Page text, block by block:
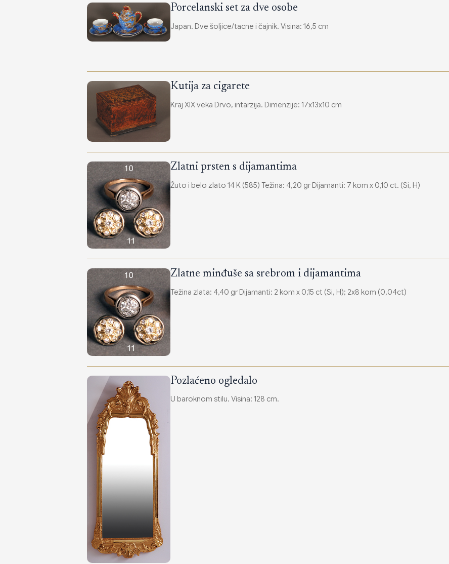
Porcelanski set za dve osobe
Japan. Dve šoljice/tacne i čajnik. Visina: 16,5 cm
Kutija za cigarete
Kraj XIX veka Drvo, intarzija. Dimenzije: 17x13x10 cm
Zlatni prsten s dijamantima
Žuto i belo zlato 14 K (585) Težina: 4,20 gr Dijamanti: 7 kom x 0,10 ct. (Si, H)
Zlatne minđuše sa srebrom i dijamantima
Težina zlata: 4,40 gr Dijamanti: 2 kom x 0,15 ct (Si, H); 2x8 kom (0,04ct)
Pozlaćeno ogledalo
U baroknom stilu. Visina: 128 cm.